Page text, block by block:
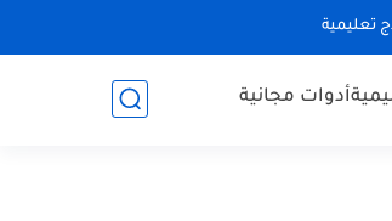
تعليمية
أدوات مجانية